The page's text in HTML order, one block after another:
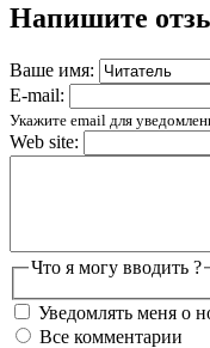
Напишите
Ваше имя:
E-mail:
Укажите email для
Web site:
Что я могу вводить ?
Уведомлять меня о
Все комментарии